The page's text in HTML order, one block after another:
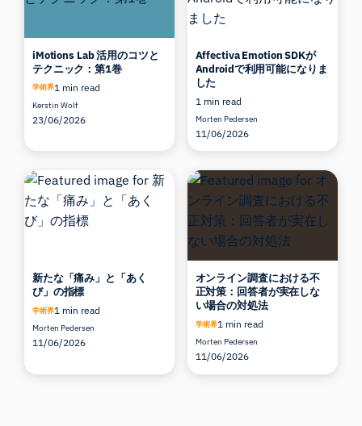
iMotions Lab 活用のコツと
テクニック：第1巻
学術界1 min read
Kerstin Wolf
23/06/2026
Affectiva Emotion SDKが
Androidで利用可能になりま
した
1 min read
Morten Pedersen
11/06/2026
新たな「痛み」と「あく
び」の指標
学術界1 min read
Morten Pedersen
11/06/2026
オンライン調査における不
正対策：回答者が実在しな
い場合の対処法
学術界1 min read
Morten Pedersen
11/06/2026